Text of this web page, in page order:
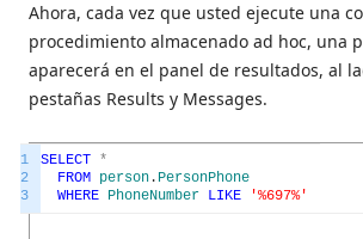
Ahora, cada vez que usted ejecute una
procedimiento almacenado ad hoc, una
aparecerá en el panel de resultados, al
pestañas Results y Messages.
1
2
3
SELECT *
FROM person . PersonPhone
WHERE PhoneNumber LIKE '%697%'